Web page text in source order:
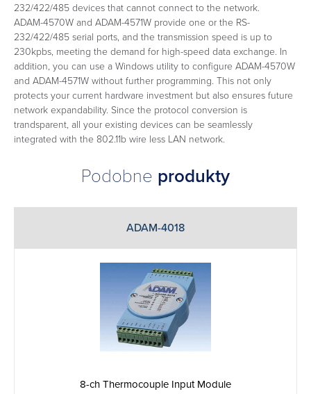
232/422/485 devices that cannot connect to the network.
ADAM-4570W and ADAM-4571W provide one or the RS-
232/422/485 serial ports, and the transmission speed is up to
230kpbs, meeting the demand for high-speed data exchange. In
addition, you can use a Windows utility to configure ADAM-4570W
and ADAM-4571W without further programming. This not only
protects your current hardware investment but also ensures future
network expandability. Since the protocol conversion is
trandsparent, all your existing devices can be seamlessly
integrated with the 802.11b wire less LAN network.
Podobne produkty
ADAM-4018
8-ch Thermocouple Input Module